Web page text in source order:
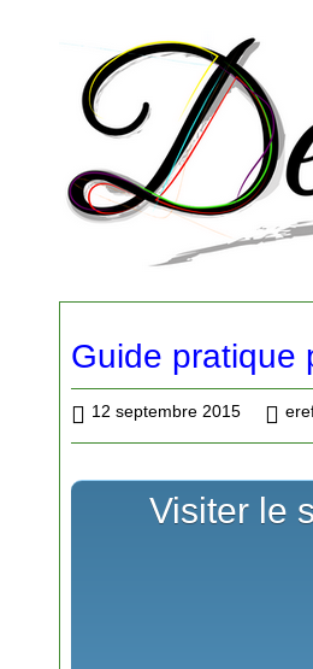
Guide pratique
12 septembre 2015
Visiter le